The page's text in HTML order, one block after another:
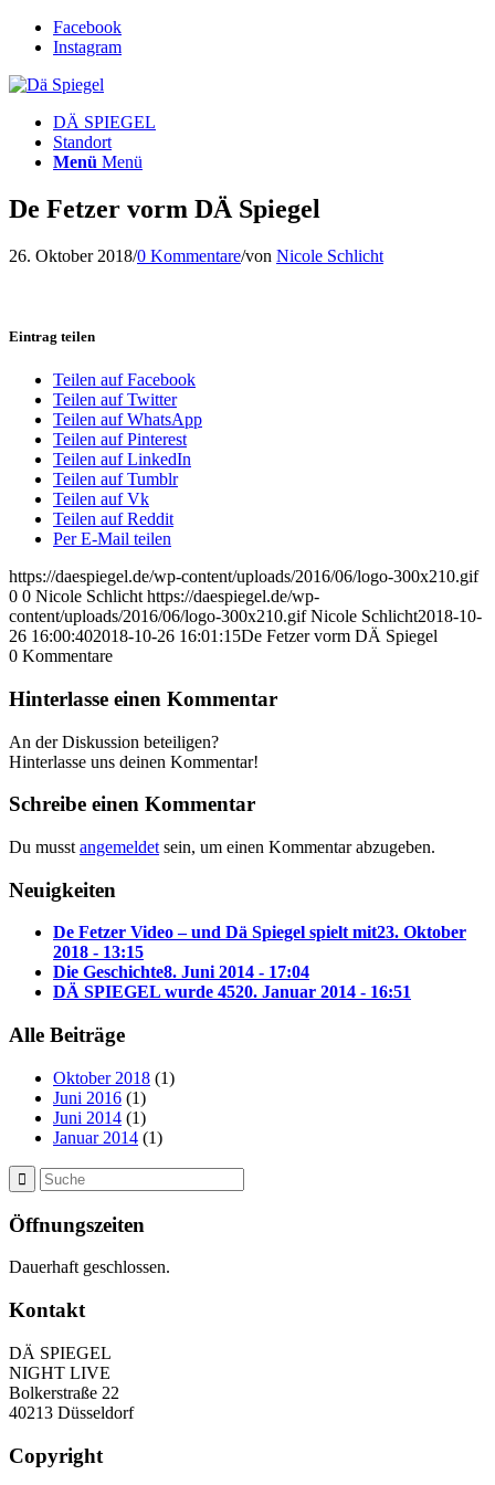
Facebook
Instagram
DÄ SPIEGEL
Standort
Menü Menü
De Fetzer vorm DÄ Spiegel
26. Oktober 2018/0 Kommentare/von Nicole Schlicht
Eintrag teilen
Teilen auf Facebook
Teilen auf Twitter
Teilen auf WhatsApp
Teilen auf Pinterest
Teilen auf LinkedIn
Teilen auf Tumblr
Teilen auf Vk
Teilen auf Reddit
Per E-Mail teilen
https://daespiegel.de/wp-content/uploads/2016/06/logo-300x210.gif
0 0 Nicole Schlicht https://daespiegel.de/wp-
content/uploads/2016/06/logo-300x210.gif Nicole Schlicht2018-10-
26 16:00:402018-10-26 16:01:15De Fetzer vorm DÄ Spiegel
0 Kommentare
Hinterlasse einen Kommentar
An der Diskussion beteiligen?
Hinterlasse uns deinen Kommentar!
Schreibe einen Kommentar
Du musst angemeldet sein, um einen Kommentar abzugeben.
Neuigkeiten
De Fetzer Video – und Dä Spiegel spielt mit23. Oktober
2018 - 13:15
Die Geschichte8. Juni 2014 - 17:04
DÄ SPIEGEL wurde 4520. Januar 2014 - 16:51
Alle Beiträge
Oktober 2018 (1)
Juni 2016 (1)
Juni 2014 (1)
Januar 2014 (1)
Öffnungszeiten
Dauerhaft geschlossen.
Kontakt
DÄ SPIEGEL
NIGHT LIVE
Bolkerstraße 22
40213 Düsseldorf
Copyright